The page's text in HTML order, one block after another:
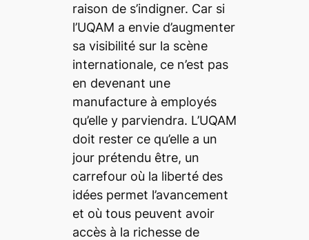
raison de s’indigner. Car si
l’UQAM a envie d’augmenter
sa visibilité sur la scène
internationale, ce n’est pas
en devenant une
manufacture à employés
qu’elle y parviendra. L’UQAM
doit rester ce qu’elle a un
jour prétendu être, un
carrefour où la liberté des
idées permet l’avancement
et où tous peuvent avoir
accès à la richesse de